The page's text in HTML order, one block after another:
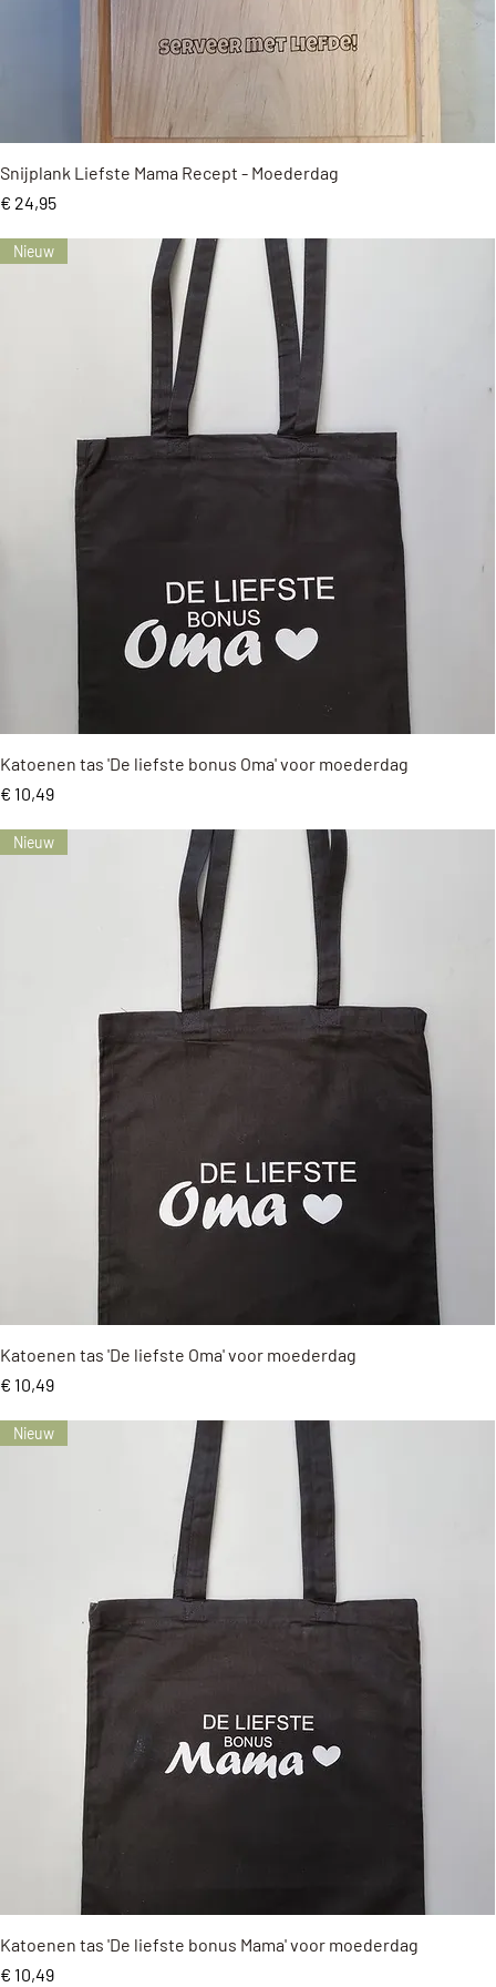
Snel overzicht
Snijplank Liefste Mama Recept - Moederdag
Prijs
€ 24,95
Snel overzicht
Nieuw
Katoenen tas 'De liefste bonus Oma' voor moederdag
Prijs
€ 10,49
Snel overzicht
Nieuw
Katoenen tas 'De liefste Oma' voor moederdag
Prijs
€ 10,49
Snel overzicht
Nieuw
Katoenen tas 'De liefste bonus Mama' voor moederdag
Prijs
€ 10,49